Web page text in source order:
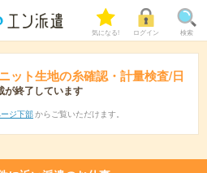
気になる! ログイン 検索
ット生地の糸確認・計量検査/日
が終了しています
ジ下部 からご覧いただけます。